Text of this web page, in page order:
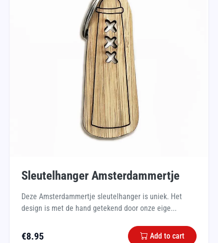
Sleutelhanger Amsterdammertje
Deze Amsterdammertje sleutelhanger is uniek. Het
design is met de hand getekend door onze eige...
€8.95 Add to cart